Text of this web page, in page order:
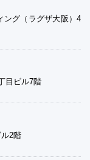
ング（ラグザ大阪）4
目ビル7階
2階